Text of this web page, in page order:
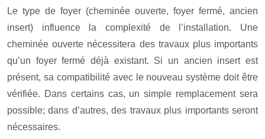
Le type de foyer (cheminée ouverte, foyer fermé, ancien
insert) influence la complexité de l’installation. Une
cheminée ouverte nécessitera des travaux plus importants
qu’un foyer fermé déjà existant. Si un ancien insert est
présent, sa compatibilité avec le nouveau système doit être
vérifiée. Dans certains cas, un simple remplacement sera
possible; dans d’autres, des travaux plus importants seront
nécessaires.